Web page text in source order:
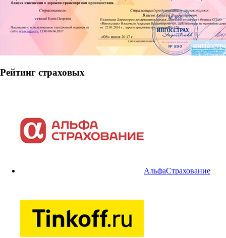
Рейтинг страховых
АльфаСтрахование